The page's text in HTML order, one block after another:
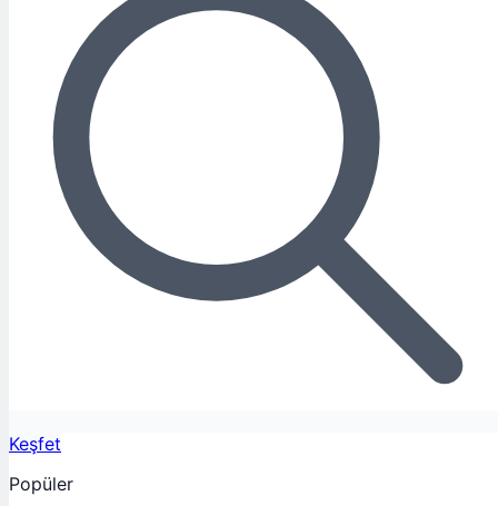
Keşfet
Popüler